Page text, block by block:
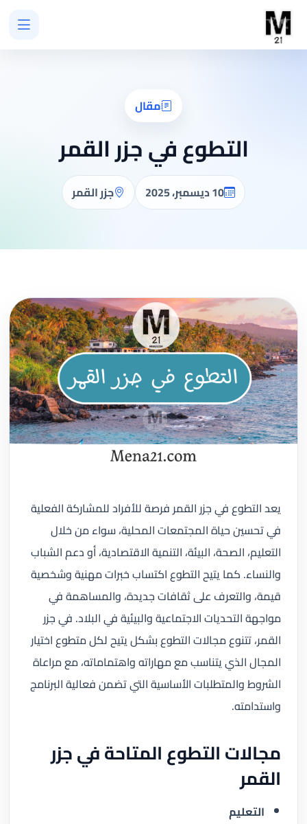
مقال
التطوع في جزر القمر
10 ديسمبر، 2025 جزر القمر
يعد التطوع في جزر القمر فرصة للأفراد للمشاركة الفعلية
في تحسين حياة المجتمعات المحلية، سواء من خلال
التعليم، الصحة، البيئة، التنمية الاقتصادية، أو دعم الشباب
والنساء. كما يتيح التطوع اكتساب خبرات مهنية وشخصية
قيمة، والتعرف على ثقافات جديدة، والمساهمة في
مواجهة التحديات الاجتماعية والبيئية في البلاد. في جزر
القمر، تتنوع مجالات التطوع بشكل يتيح لكل متطوع اختيار
المجال الذي يتناسب مع مهاراته واهتماماته، مع مراعاة
الشروط والمتطلبات الأساسية التي تضمن فعالية البرنامج
واستدامته.
مجالات التطوع المتاحة في جزر
القمر
التعليم